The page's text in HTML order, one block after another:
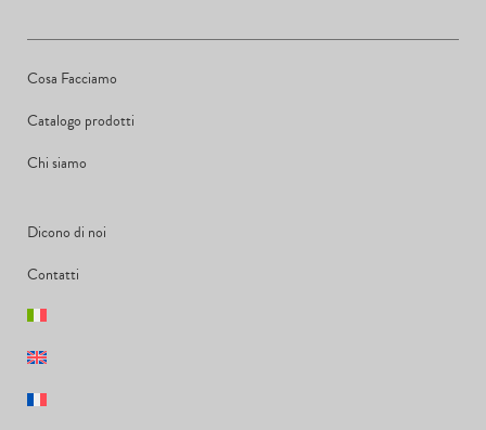
Cosa Facciamo
Catalogo prodotti
Chi siamo
Dicono di noi
Contatti